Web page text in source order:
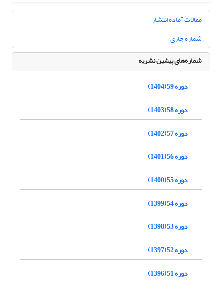
مقالات آماده انتشار
شماره جاری
شماره‌های پیشین نشریه
دوره 59 (1404)
دوره 58 (1403)
دوره 57 (1402)
دوره 56 (1401)
دوره 55 (1400)
دوره 54 (1399)
دوره 53 (1398)
دوره 52 (1397)
دوره 51 (1396)